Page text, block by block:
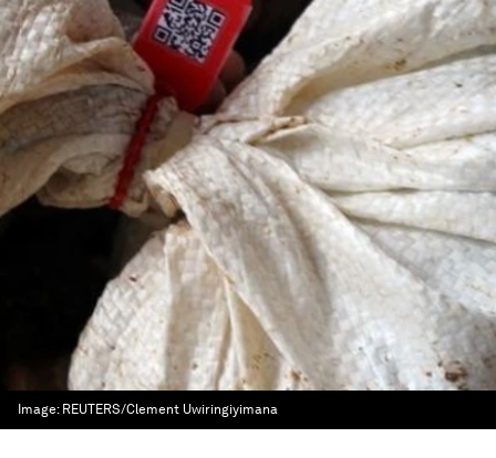
Image: REUTERS/Clement Uwiringiyimana